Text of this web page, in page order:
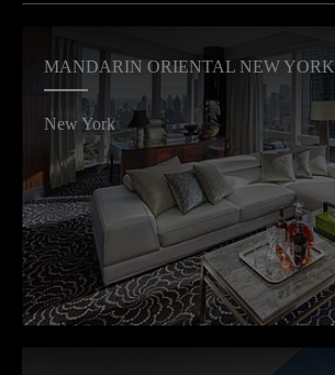
MANDARIN ORIENTAL NEW YORK
New York